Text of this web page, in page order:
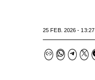
25 FEB. 2026 - 13:27